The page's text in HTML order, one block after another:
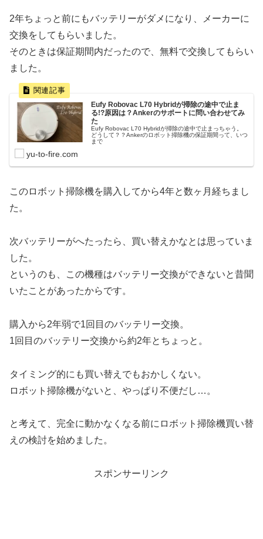
2年ちょっと前にもバッテリーがダメになり、メーカーに
交換をしてもらいました。
そのときは保証期間内だったので、無料で交換してもらい
ました。
Eufy Robovac L70 Hybridが掃除の途中で止ま
る!?原因は？Ankerのサポートに問い合わせてみ
た
Eufy Robovac L70 Hybridが掃除の途中で止まっちゃう。
どうして？？Ankerのロボット掃除機の保証期間って、いつ
まで
yu-to-fire.com
このロボット掃除機を購入してから4年と数ヶ月経ちまし
た。
次バッテリーがへたったら、買い替えかなとは思っていま
した。
というのも、この機種はバッテリー交換ができないと昔聞
いたことがあったからです。
購入から2年弱で1回目のバッテリー交換。
1回目のバッテリー交換から約2年とちょっと。
タイミング的にも買い替えでもおかしくない。
ロボット掃除機がないと、やっぱり不便だし…。
と考えて、完全に動かなくなる前にロボット掃除機買い替
えの検討を始めました。
スポンサーリンク